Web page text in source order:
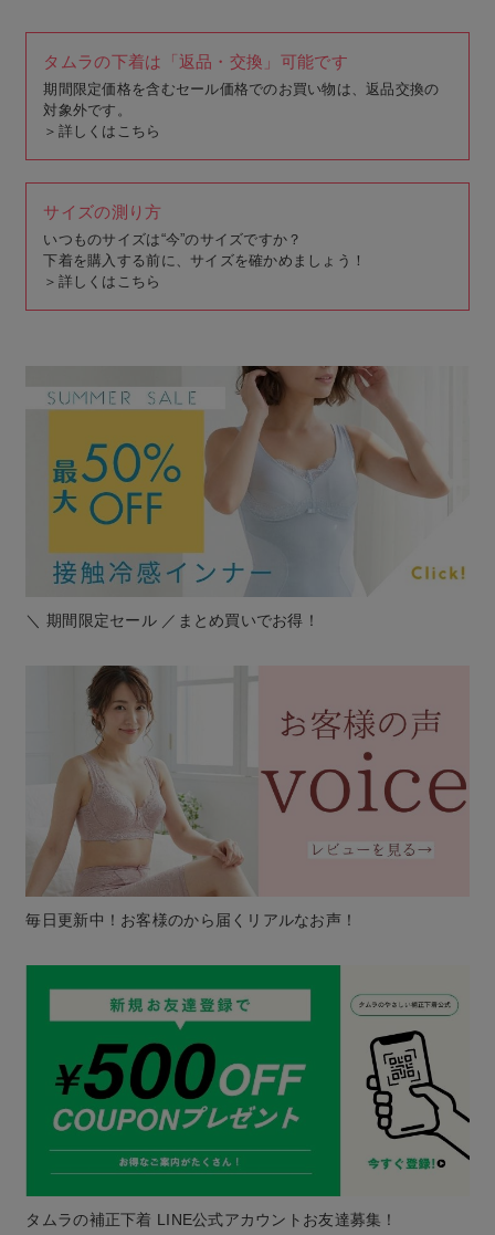
タムラの下着は「返品・交換」可能です
期間限定価格を含むセール価格でのお買い物は、返品交換の
対象外です。
＞ 詳しくはこちら
サイズの測り方
いつものサイズは“今”のサイズですか？
下着を購入する前に、サイズを確かめましょう！
＞ 詳しくはこちら
＼ 期間限定セール ／まとめ買いでお得！
毎日更新中！お客様のから届くリアルなお声！
タムラの補正下着 LINE公式アカウントお友達募集！